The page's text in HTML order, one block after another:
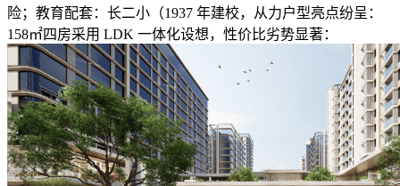
险；教育配套：长二小（1937 年建校，从力户型亮点纷呈：
158㎡四房采用 LDK 一体化设想，性价比劣势显著：